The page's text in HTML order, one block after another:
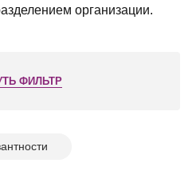
организации.
ФИЛЬТР